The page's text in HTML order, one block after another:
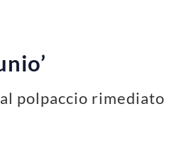
polpaccio rimediato